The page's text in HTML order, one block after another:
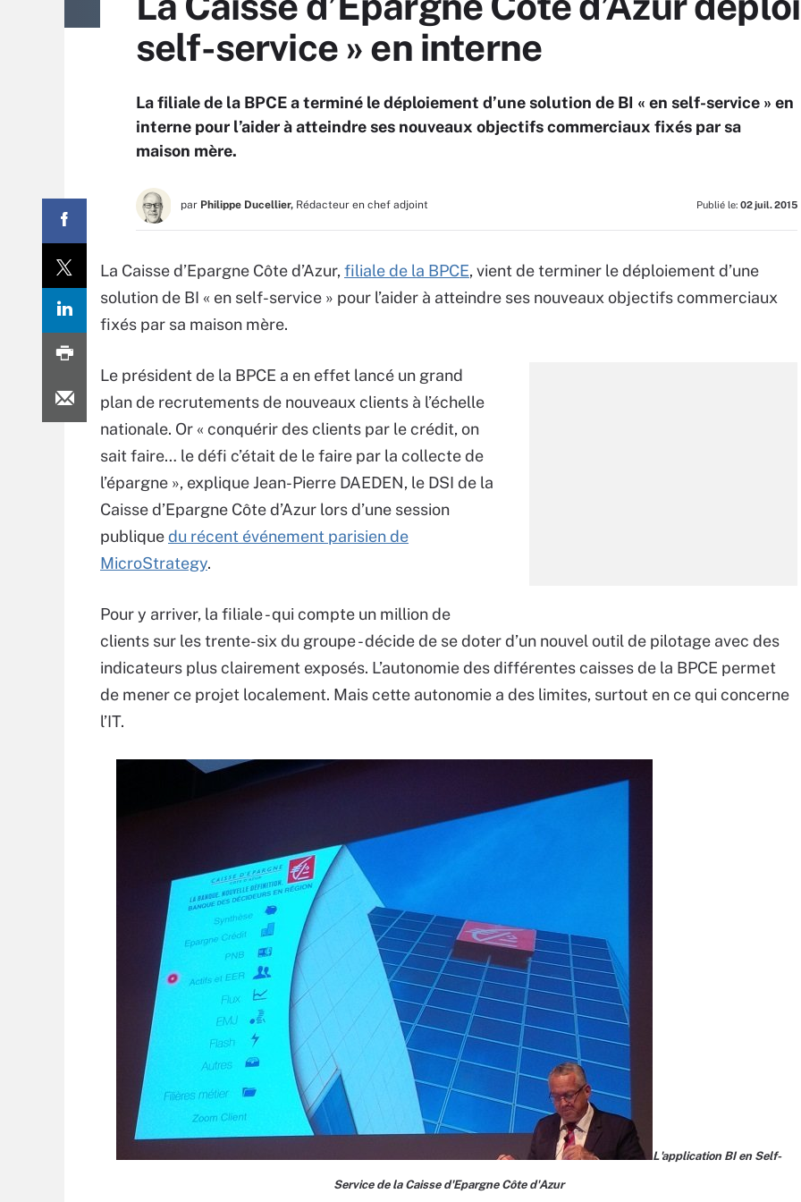
self-service » en interne
La filiale de la BPCE a terminé le déploiement d’une solution de BI « en self-service » en
interne pour l’aider à atteindre ses nouveaux objectifs commerciaux fixés par sa
maison mère.
par Philippe Ducellier, Rédacteur en chef adjoint Publié le: 02 juil. 2015
La Caisse d’Epargne Côte d’Azur, filiale de la BPCE, vient de terminer le déploiement d’une
solution de BI « en self-service » pour l’aider à atteindre ses nouveaux objectifs commerciaux
fixés par sa maison mère.
Le président de la BPCE a en effet lancé un grand
plan de recrutements de nouveaux clients à l’échelle
nationale. Or « conquérir des clients par le crédit, on
sait faire… le défi c’était de le faire par la collecte de
l’épargne », explique Jean-Pierre DAEDEN, le DSI de la
Caisse d’Epargne Côte d’Azur lors d’une session
publiquedu récent événement parisien de
MicroStrategy.
Pour y arriver, la filiale - qui compte un million de
clients sur les trente-six du groupe - décide de se doter d’un nouvel outil de pilotage avec des
indicateurs plus clairement exposés. L’autonomie des différentes caisses de la BPCE permet
de mener ce projet localement. Mais cette autonomie a des limites, surtout en ce qui concerne
l’IT.
L'application BI en Self-
Service de la Caisse d'Epargne Côte d'Azur